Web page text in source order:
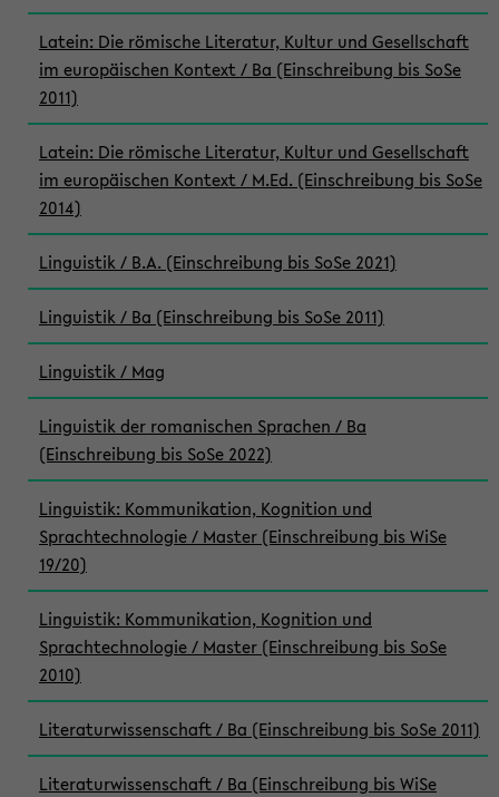
Latein: Die römische Literatur, Kultur und Gesellschaft
im europäischen Kontext / Ba (Einschreibung bis SoSe
2011)
Latein: Die römische Literatur, Kultur und Gesellschaft
im europäischen Kontext / M.Ed. (Einschreibung bis SoSe
2014)
Linguistik / B.A. (Einschreibung bis SoSe 2021)
Linguistik / Ba (Einschreibung bis SoSe 2011)
Linguistik / Mag
Linguistik der romanischen Sprachen / Ba
(Einschreibung bis SoSe 2022)
Linguistik: Kommunikation, Kognition und
Sprachtechnologie / Master (Einschreibung bis WiSe
19/20)
Linguistik: Kommunikation, Kognition und
Sprachtechnologie / Master (Einschreibung bis SoSe
2010)
Literaturwissenschaft / Ba (Einschreibung bis SoSe 2011)
Literaturwissenschaft / Ba (Einschreibung bis WiSe